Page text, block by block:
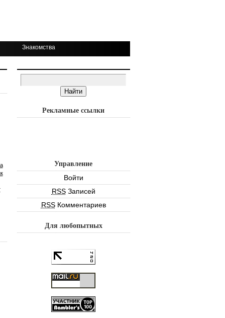
Знакомства
Рекламные ссылки
Управление
Войти
RSSЗаписей
RSSКомментариев
Для любопытных